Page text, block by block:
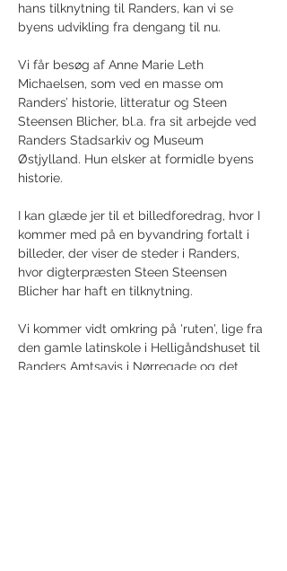
hans tilknytning til Randers, kan vi se
byens udvikling fra dengang til nu.
Vi får besøg af Anne Marie Leth
Michaelsen, som ved en masse om
Randers’ historie, litteratur og Steen
Steensen Blicher, bl.a. fra sit arbejde ved
Randers Stadsarkiv og Museum
Østjylland. Hun elsker at formidle byens
historie.
I kan glæde jer til et billedforedrag, hvor I
kommer med på en byvandring fortalt i
billeder, der viser de steder i Randers,
hvor digterpræsten Steen Steensen
Blicher har haft en tilknytning.
Vi kommer vidt omkring på 'ruten', lige fra
den gamle latinskole i Helligåndshuset til
Randers Amtsavis i Nørregade og det